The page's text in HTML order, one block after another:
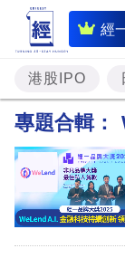
經即
題
港股IPO
專題合輯：